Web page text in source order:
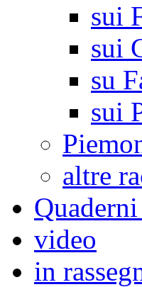
sui
sui
su
sui
altre
video
in